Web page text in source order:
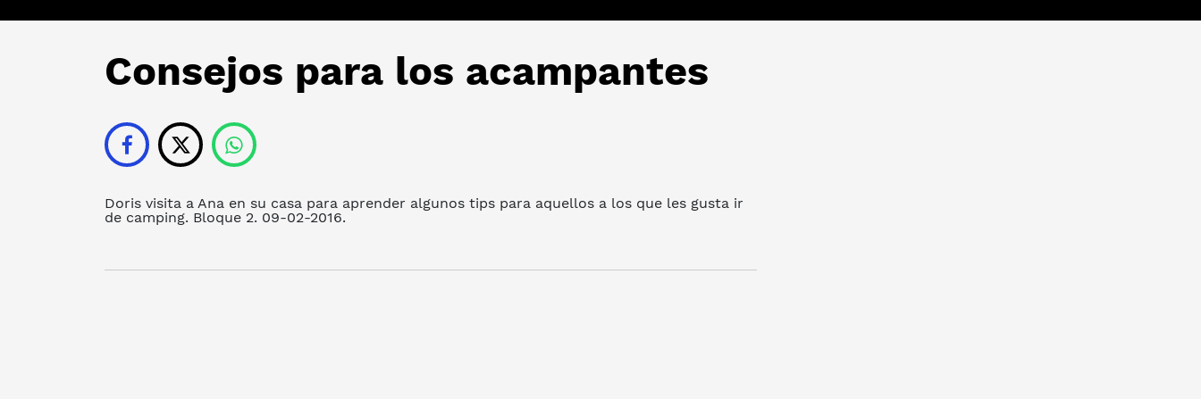
Consejos para los acampantes
Doris visita a Ana en su casa para aprender algunos tips para aquellos a los que les gusta ir
de camping. Bloque 2. 09-02-2016.